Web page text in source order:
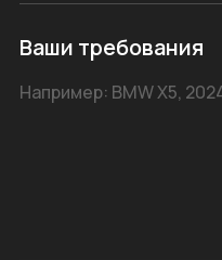
Ваши требования